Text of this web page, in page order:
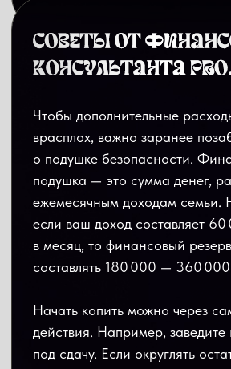
закрепить материал
разборсамых частых вопросов новичков
возможность принять участие в
❗️Доступ в канал закрою 31 января в 21:00 по
мск. Прямо сейчас вы можете стать
участником марафона бесплатно и сделать
первое действие, чтобы прогнозы из
гороскопа точно сбылись.
ЗАРЕГИСТРИРОВАТЬСЯ